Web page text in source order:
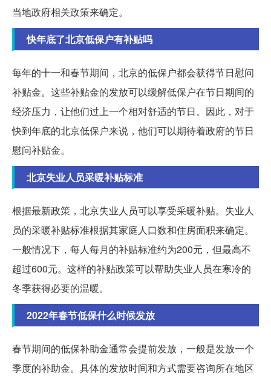
当地政府相关政策来确定。
快年底了北京低保户有补贴吗
每年的十一和春节期间，北京的低保户都会获得节日慰问
补贴金。这些补贴金的发放可以缓解低保户在节日期间的
经济压力，让他们过上一个相对舒适的节日。因此，对于
快到年底的北京低保户来说，他们可以期待着政府的节日
慰问补贴金。
北京失业人员采暖补贴标准
根据最新政策，北京失业人员可以享受采暖补贴。失业人
员的采暖补贴标准根据其家庭人口数和住房面积来确定。
一般情况下，每人每月的补贴标准约为200元，但最高不
超过600元。这样的补贴政策可以帮助失业人员在寒冷的
冬季获得必要的温暖。
2022年春节低保什么时候发放
春节期间的低保补助金通常会提前发放，一般是发放一个
季度的补助金。具体的发放时间和方式需要咨询所在地区